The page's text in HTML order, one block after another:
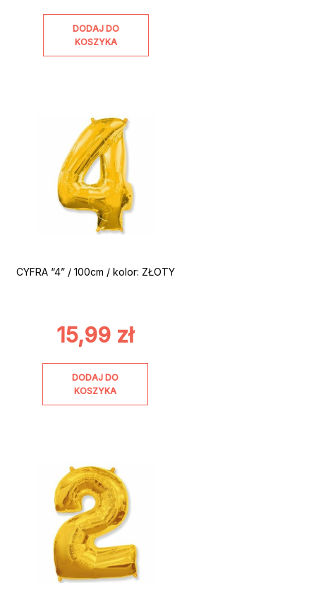
DODAJ DO
KOSZYKA
CYFRA “4” / 100cm / kolor: ZŁOTY
15,99 zł
DODAJ DO
KOSZYKA